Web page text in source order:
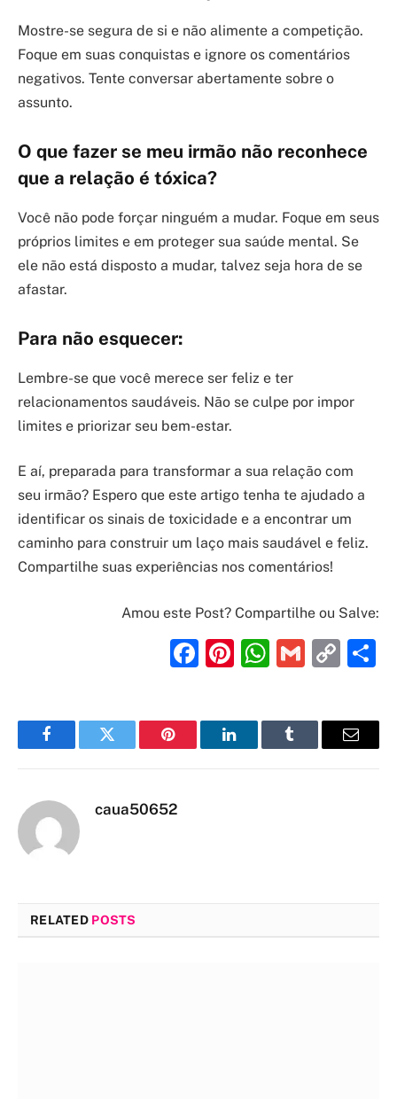
Mostre-se segura de si e não alimente a competição.
Foque em suas conquistas e ignore os comentários
negativos. Tente conversar abertamente sobre o
assunto.
O que fazer se meu irmão não reconhece
que a relação é tóxica?
Você não pode forçar ninguém a mudar. Foque em seus
próprios limites e em proteger sua saúde mental. Se
ele não está disposto a mudar, talvez seja hora de se
afastar.
Para não esquecer:
Lembre-se que você merece ser feliz e ter
relacionamentos saudáveis. Não se culpe por impor
limites e priorizar seu bem-estar.
E aí, preparada para transformar a sua relação com
seu irmão? Espero que este artigo tenha te ajudado a
identificar os sinais de toxicidade e a encontrar um
caminho para construir um laço mais saudável e feliz.
Compartilhe suas experiências nos comentários!
Amou este Post? Compartilhe ou Salve:
Facebook
Pinterest
Gmail
FacebookTwitter Pinterest LinkedInTumblr Email
caua50652
RELATED POSTS